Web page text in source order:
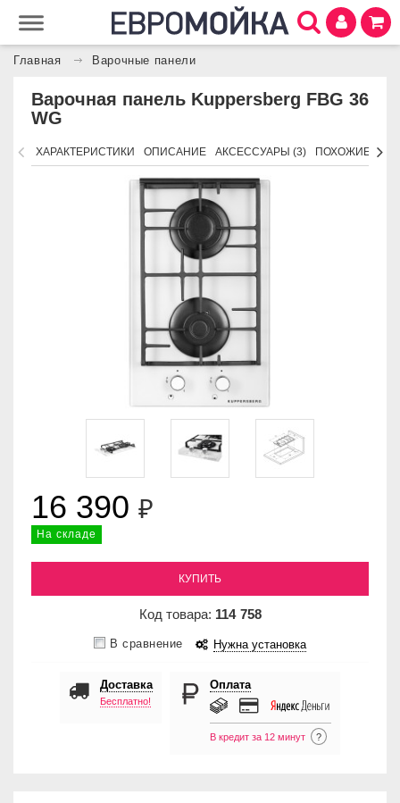
Главная Варочные панели
Варочная панель Kuppersberg FBG 36
WG
ХАРАКТЕРИСТИКИ ОПИСАНИЕ АКСЕССУАРЫ (3) ПОХОЖИЕ
16 390 ₽
На складе
КУПИТЬ
Код товара: 114 758
В сравнение Нужна установка
Доставка
Бесплатно!
Оплата
В кредит за 12 минут ?